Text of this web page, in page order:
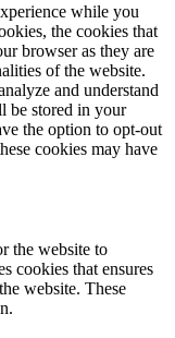
while you
the cookies that
browser as they are
of the website.
and understand
be stored in your
the option to opt-out
cookies may have
the website to
cookies that ensures
website. These